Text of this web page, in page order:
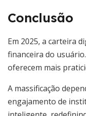
Conclusão
Em 2025, a carteira
financeira do
oferecem mais
A massificação
engajamento de